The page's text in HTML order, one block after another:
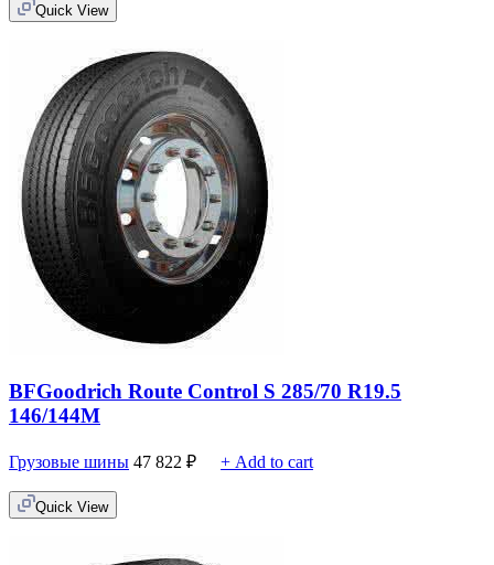
Quick View
BFGoodrich Route Control S 285/70 R19.5
146/144M
Грузовые шины 47 822 ₽ + Add to cart
Quick View